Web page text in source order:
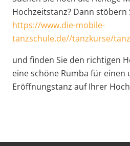
Hochzeitstanz? Dann stöbern
https://www.die-mobile-
tanzschule.de//tanzkurse/
und finden Sie den richtigen
eine schöne Rumba für einen
Eröffnungstanz auf Ihrer